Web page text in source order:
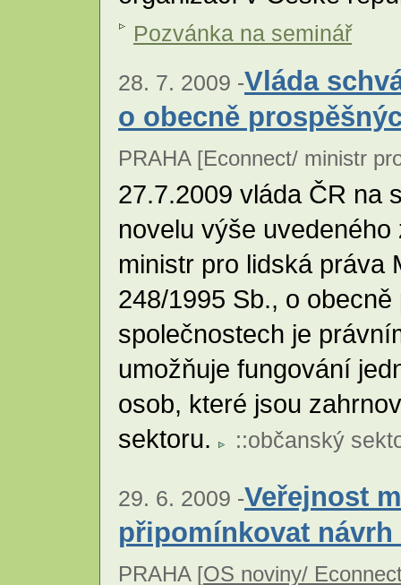
Pozvánka na seminář
28. 7. 2009 -Vláda
o obecně
PRAHA [Econnect/ ministr
27.7.2009 vláda ČR na
novelu výše
ministr pro lidská práva
248/1995 Sb., o
společnostech je
umožňuje fungování
osob, které jsou
sektoru.
::občanský
29. 6. 2009 -Veřejnost
připomínkovat návrh
PRAHA [OS noviny/